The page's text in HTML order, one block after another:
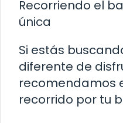
Recorriendo el
única
Si estás
diferente de
recomendamos
recorrido por tu